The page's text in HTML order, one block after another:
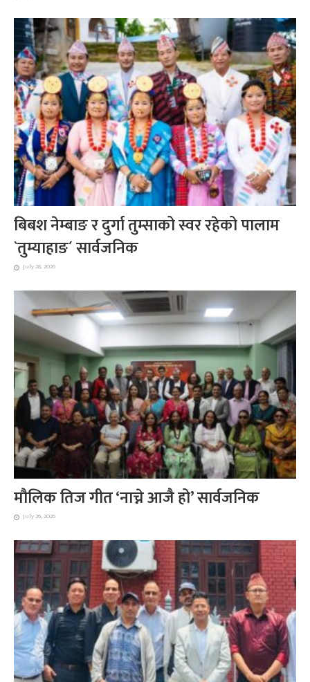
बिबश नेम्बाङ र दुर्गा तुम्साको स्वर रहेको पालाम
`तुम्याहाङ´ सार्वजनिक
July 28, 2026
मौलिक तिज गीत ‘नाच्ने आजै हो’ सार्वजनिक
July 26, 2026